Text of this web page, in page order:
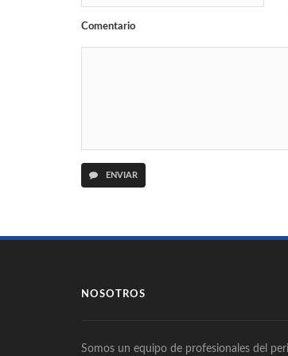
Comentario
ENVIAR
NOSOTROS
Somos un equipo de profesionales del